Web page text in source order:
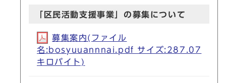
「区民活動支援事業」の募集について
募集案内(ファイル
名:bosyuuannnai.pdf サイズ:287.07
キロバイト)